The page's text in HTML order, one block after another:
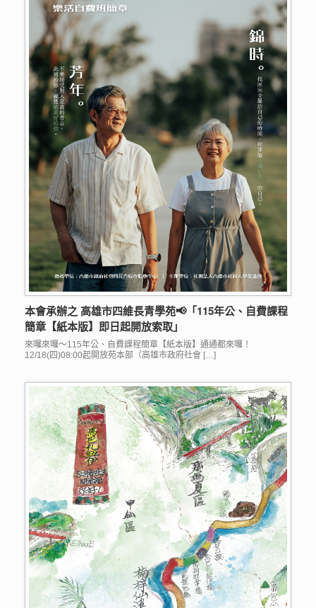
本會承辦之 高雄市四維長青學苑📢「115年公、自費課程
簡章【紙本版】即日起開放索取」
來囉來囉～115年公、自費課程簡章【紙本版】通通都來囉！
12/18(四)08:00起開放苑本部（高雄市政府社會 […]